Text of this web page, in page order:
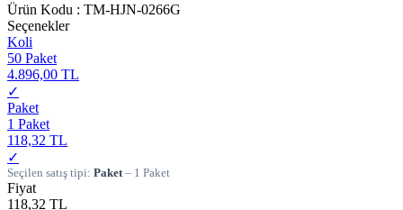
Ürün Kodu : TM-HJN-0266G
Seçenekler
Koli
50 Paket
4.896,00 TL
✓
Paket
1 Paket
118,32 TL
✓
Seçilen satış tipi: Paket – 1 Paket
Fiyat
118,32 TL